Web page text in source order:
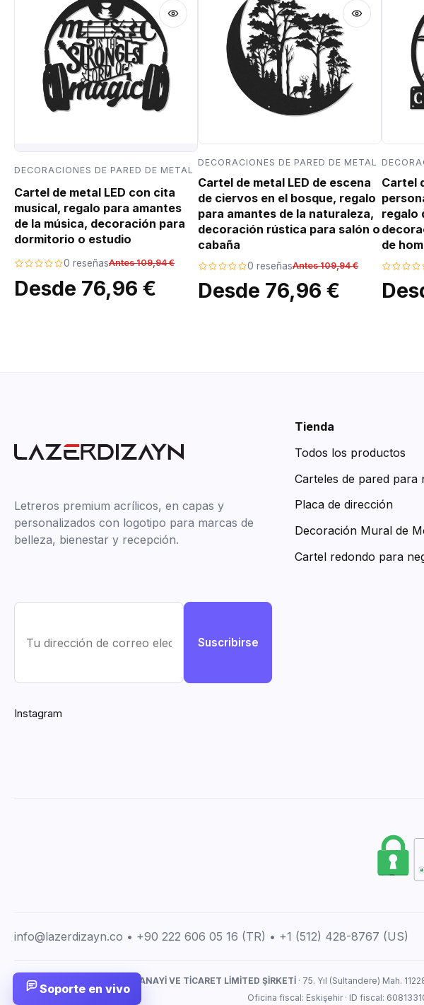
DECORACIONES DE PARED DE METAL
Cartel de metal LED con cita
musical, regalo para amantes
de la música, decoración para
dormitorio o estudio
0 reseñasAntes 109,94 €
Desde 76,96 €
DECORACIONES DE PARED DE METAL
Cartel de metal LED de escena
de ciervos en el bosque, regalo
para amantes de la naturaleza,
decoración rústica para salón o
cabaña
0 reseñasAntes 109,94 €
Desde 76,96 €
Cartel
regalo
de
Letreros premium acrílicos, en capas y
personalizados con logotipo para marcas de
belleza, bienestar y recepción.
Suscribirse
Instagram
Tienda
Todos los productos
Carteles de pared para
Placa de dirección
Decoración Mural de
Cartel redondo para
info@lazerdizayn.co • +90 222 606 05 16 (TR) • +1 (512) 428-8767 (US)
LAZERDİZAYN İMALAT SANAYİ VE TİCARET LİMİTED ŞİRKETİ · 75. Yıl (Sultandere) Mah.
Oficina fiscal: Eskişehir · ID fiscal:
Soporte en vivo